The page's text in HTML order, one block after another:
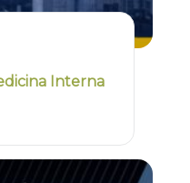
Interna